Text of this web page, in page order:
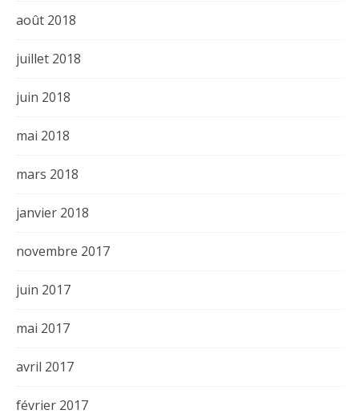
août 2018
juillet 2018
juin 2018
mai 2018
mars 2018
janvier 2018
novembre 2017
juin 2017
mai 2017
avril 2017
février 2017